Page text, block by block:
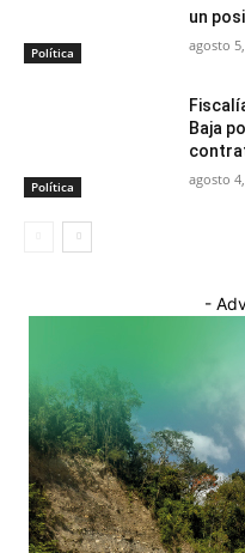
Política
un
agosto
Política
Baja
agosto
-